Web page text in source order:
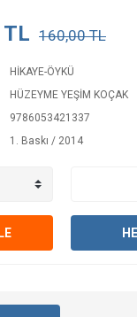
160,00 TL
HİKAYE-ÖYKÜ
HÜZEYME YEŞİM KOÇAK
9786053421337
1. Baskı / 2014